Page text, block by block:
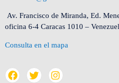
Av. Francisco de Miranda, Ed.
oficina 6-4 Caracas 1010 –
Consulta en el mapa